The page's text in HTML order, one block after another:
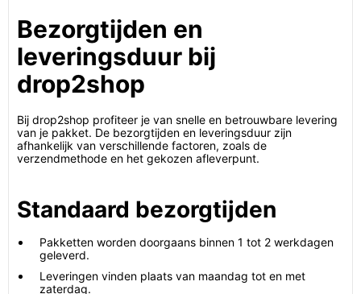
Bezorgtijden en
leveringsduur bij
drop2shop
Bij drop2shop profiteer je van snelle en betrouwbare levering
van je pakket. De bezorgtijden en leveringsduur zijn
afhankelijk van verschillende factoren, zoals de
verzendmethode en het gekozen afleverpunt.
Standaard bezorgtijden
Pakketten worden doorgaans binnen 1 tot 2 werkdagen
geleverd.
Leveringen vinden plaats van maandag tot en met
zaterdag.